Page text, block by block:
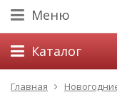
Меню
Каталог
Главная